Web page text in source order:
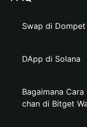
Swap di Dompet
DApp di Solana
Bagaimana
chan di Bitget